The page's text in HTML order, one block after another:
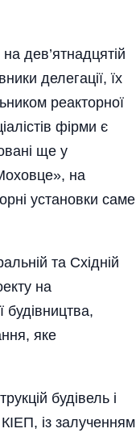
дев’ятнадцятій
делегації, їх
реакторної
фір­ми є
ще у
на
установки саме
та Східній
на
будівництва,
яке
будівель і
із залученням